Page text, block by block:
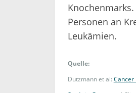
Personen an
Leukämien.
Quelle:
Dutzmann et al: Cancer